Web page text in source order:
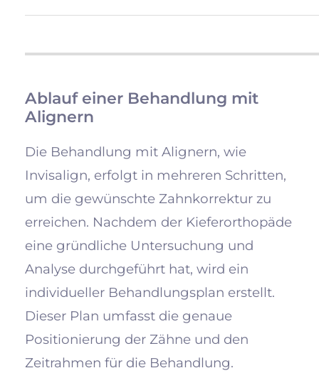
Ablauf einer Behandlung mit
Alignern
Die Behandlung mit Alignern, wie
Invisalign, erfolgt in mehreren Schritten,
um die gewünschte Zahnkorrektur zu
erreichen. Nachdem der Kieferorthopäde
eine gründliche Untersuchung und
Analyse durchgeführt hat, wird ein
individueller Behandlungsplan erstellt.
Dieser Plan umfasst die genaue
Positionierung der Zähne und den
Zeitrahmen für die Behandlung.